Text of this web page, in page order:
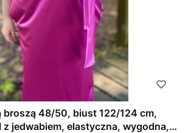
broszą 48/50, biust 122/124 cm,
z jedwabiem, elastyczna, wygodna,